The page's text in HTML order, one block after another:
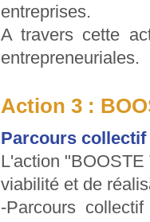
entreprises.
A travers cette
entrepreneuriales.
Action 3 :
Parcours
L'action
viabilité et de
-Parcours collectif